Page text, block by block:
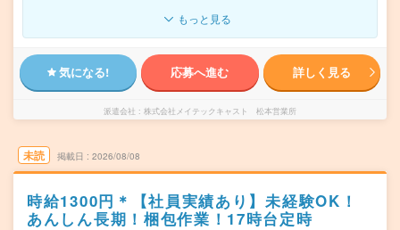
もっと見る
気になる! 応募へ進む 詳しく見る
派遣会社 株式会社メイテックキャスト 松本営業所
未読 掲載日 2026/08/08
時給1300円＊【社員実績あり】未経験OK！
あんしん長期！梱包作業！17時台定時